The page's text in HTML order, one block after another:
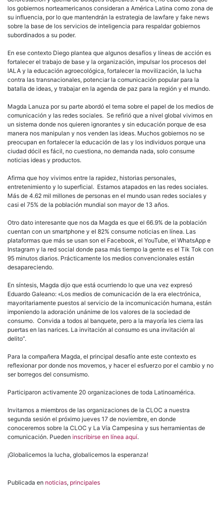
los gobiernos norteamericanos consideran a América Latina como zona de
su influencia, por lo que mantendrán la estrategia de lawfare y fake news
sobre la base de los servicios de inteligencia para respaldar gobiernos
subordinados a su poder.
En ese contexto Diego plantea que algunos desafíos y líneas de acción es
fortalecer el trabajo de base y la organización, impulsar los procesos del
IALA y la educación agroecológica, fortalecer la movilización, la lucha
contra las transnacionales, potenciar la comunicación popular para la
batalla de ideas, y trabajar en la agenda de paz para la región y el mundo.
Magda Lanuza por su parte abordó el tema sobre el papel de los medios de
comunicación y las redes sociales. Se refirió que a nivel global vivimos en
un sistema donde nos quieren ignorantes y sin educación porque de esa
manera nos manipulan y nos venden las ideas. Muchos gobiernos no se
preocupan en fortalecer la educación de las y los individuos porque una
ciudad dócil es fácil, no cuestiona, no demanda nada, solo consume
noticias ideas y productos.
Afirma que hoy vivimos entre la rapidez, historias personales,
entretenimiento y lo superficial. Estamos atapados en las redes sociales.
Más de 4.62 mil millones de personas en el mundo usan redes sociales y
casi el 75% de la población mundial son mayor de 13 años.
Otro dato interesante que nos da Magda es que el 66.9% de la población
cuentan con un smartphone y el 82% consume noticias en línea. Las
plataformas que más se usan son el Facebook, el YouTube, el WhatsApp e
Instagram y la red social donde pasa más tiempo la gente es el Tik Tok con
95 minutos diarios. Prácticamente los medios convencionales están
desapareciendo.
En síntesis, Magda dijo que está ocurriendo lo que una vez expresó
Eduardo Galeano: «Los medios de comunicación de la era electrónica,
mayoritariamente puestos al servicio de la incomunicación humana, están
imponiendo la adoración unánime de los valores de la sociedad de
consumo. Convida a todos al banquete, pero a la mayoría les cierra las
puertas en las narices. La invitación al consumo es una invitación al
delito”.
Para la compañera Magda, el principal desafío ante este contexto es
reflexionar por donde nos movemos, y hacer el esfuerzo por el cambio y no
ser borregos del consumismo.
Participaron activamente 20 organizaciones de toda Latinoamérica.
Invitamos a miembros de las organizaciones de la CLOC a nuestra
segunda sesión el próximo jueves 17 de noviembre, en donde
conoceremos sobre la CLOC y La Vía Campesina y sus herramientas de
comunicación. Pueden inscribirse en línea aquí.
¡Globalicemos la lucha, globalicemos la esperanza!
Publicada en noticias, principales